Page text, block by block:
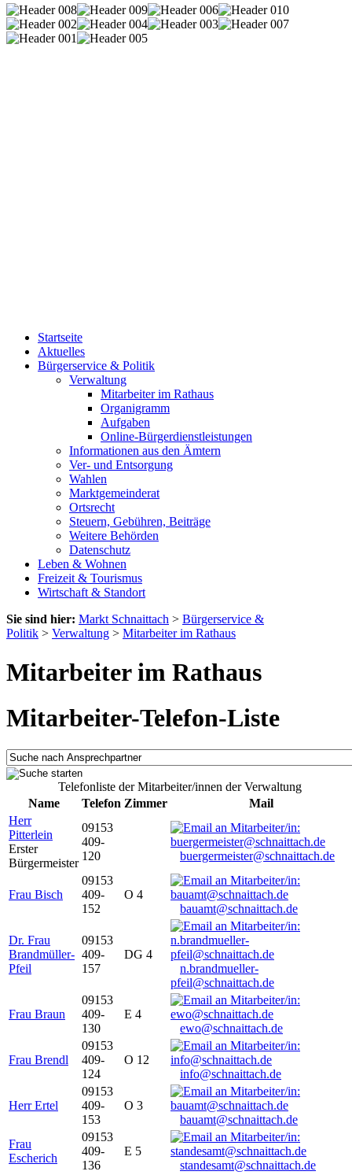
Startseite
Aktuelles
Bürgerservice & Politik
Verwaltung
Mitarbeiter im Rathaus
Organigramm
Aufgaben
Online-Bürgerdienstleistungen
Informationen aus den Ämtern
Ver- und Entsorgung
Wahlen
Marktgemeinderat
Ortsrecht
Steuern, Gebühren, Beiträge
Weitere Behörden
Datenschutz
Leben & Wohnen
Freizeit & Tourismus
Wirtschaft & Standort
Sie sind hier: Markt Schnaittach > Bürgerservice &
Politik > Verwaltung > Mitarbeiter im Rathaus
Mitarbeiter im Rathaus
Mitarbeiter-Telefon-Liste
Telefonliste der Mitarbeiter/innen der Verwaltung
Name
Telefon Zimmer
Mail
Herr
Pitterlein
Erster
Bürgermeister
09153
409-
120
buergermeister@schnaittach.de
Frau Bisch
09153
409-
152
O 4
bauamt@schnaittach.de
Dr. Frau
Brandmüller-
Pfeil
09153
409-
157
DG 4
n.brandmueller-
pfeil@schnaittach.de
Frau Braun
09153
409-
130
E 4
ewo@schnaittach.de
Frau Brendl
09153
409-
124
O 12
info@schnaittach.de
Herr Ertel
09153
409-
153
O 3
bauamt@schnaittach.de
Frau
Escherich
09153
409-
136
E 5
standesamt@schnaittach.de